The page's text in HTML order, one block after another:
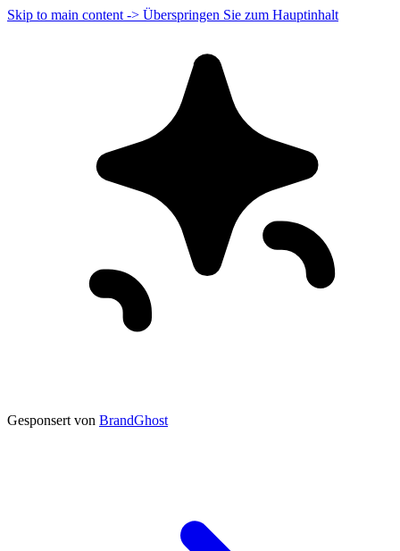
Skip to main content -> Überspringen Sie zum Hauptinhalt
Gesponsert von BrandGhost